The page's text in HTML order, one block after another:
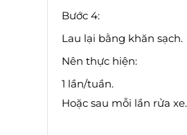
Bước 4:
Lau lại bằng khăn sạch.
Nên thực hiện:
1 lần/tuần.
Hoặc sau mỗi lần rửa xe.